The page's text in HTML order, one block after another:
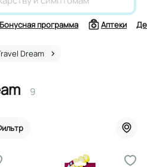
Бонусная программа Аптеки
Dream
9